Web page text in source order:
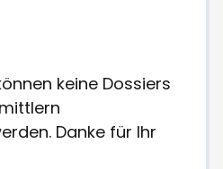
keine Dossiers
Danke für Ihr